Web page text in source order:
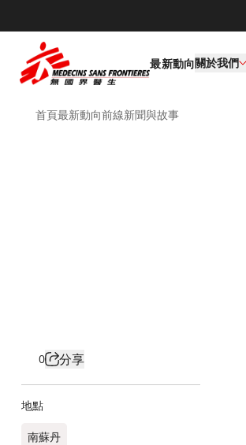
最新動向關於我們
首頁最新動向前線新聞與故事
0 分享
地點
南蘇丹